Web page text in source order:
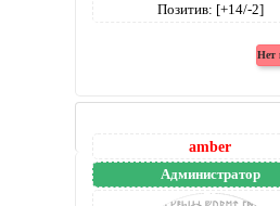
Позитив: [+14/-2]
amber
Администратор